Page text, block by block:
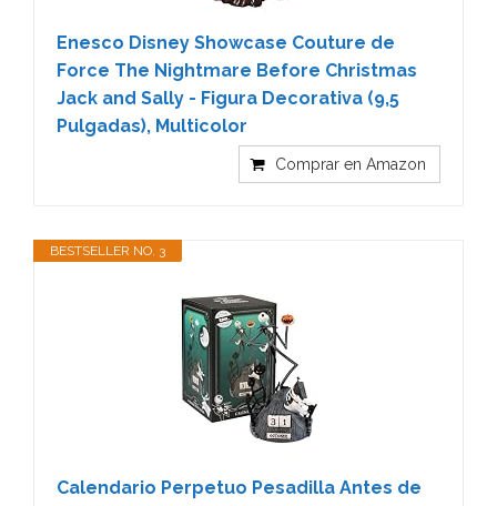
Enesco Disney Showcase Couture de
Force The Nightmare Before Christmas
Jack and Sally - Figura Decorativa (9,5
Pulgadas), Multicolor
Comprar en Amazon
BESTSELLER NO. 3
Calendario Perpetuo Pesadilla Antes de